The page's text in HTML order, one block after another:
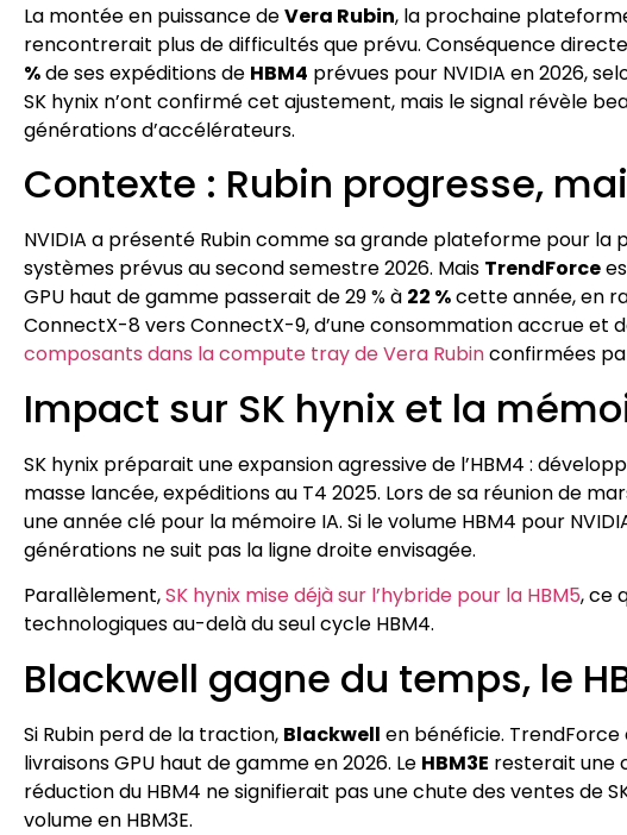
La montée en puissance deVera Rubin, la prochaine
rencontrerait plus de difficultés que prévu. Conséquence
%de ses expéditions de HBM4 prévues pour NVIDIA en 2026,
SK hynix n’ont confirmé cet ajustement, mais le signal révèle
générations d’accélérateurs.
Contexte : Rubin progresse,
NVIDIA a présenté Rubin comme sa grande plateforme pour la
systèmes prévus au second semestre 2026. Mais TrendForce
GPU haut de gamme passerait de 29 % à 22 %cette année, en
ConnectX-8 vers ConnectX-9, d’une consommation accrue et
composants dans la compute tray de Vera Rubinconfirmées
Impact sur SK hynix et la
SK hynix préparait une expansion agressive de l’HBM4 :
masse lancée, expéditions au T4 2025. Lors de sa réunion de
une année clé pour la mémoire IA. Si le volume HBM4 pour
générations ne suit pas la ligne droite envisagée.
Parallèlement,SK hynix mise déjà sur l’hybride pour la HBM5, ce
technologiques au-delà du seul cycle HBM4.
Blackwell gagne du temps, le
Si Rubin perd de la traction, Blackwell en bénéficie. TrendForce
livraisons GPU haut de gamme en 2026. Le HBM3E resterait une
réduction du HBM4 ne signifierait pas une chute des ventes de
volume en HBM3E.